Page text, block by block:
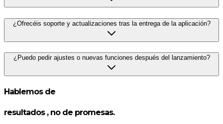
¿Ofrecéis soporte y actualizaciones tras la entrega de la aplicación?
¿Puedo pedir ajustes o nuevas funciones después del lanzamiento?
Hablemos de
resultados , no de promesas.